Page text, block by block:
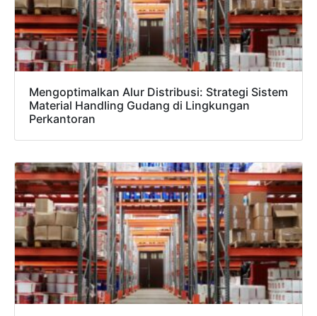
Mengoptimalkan Alur Distribusi: Strategi Sistem
Material Handling Gudang di Lingkungan
Perkantoran